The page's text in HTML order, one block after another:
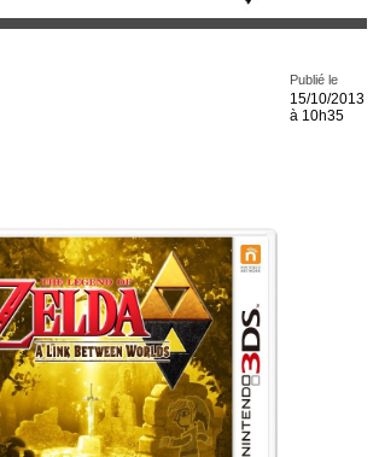
Publié le
15/10/2013
à 10h35